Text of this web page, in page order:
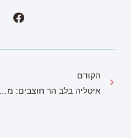
הקודם
איטליה בלב הר חוצבים: מסעדת ריקוטה מציגה חוויית שף איטלקית, יוקרתית וכשרה למהדרין.